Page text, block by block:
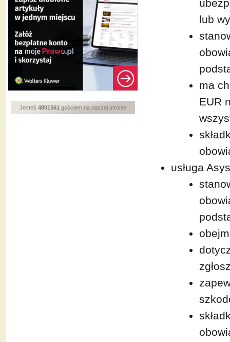
lub
ma
EUR
usługa
Jesteś 4801561 gościem na naszej stronie